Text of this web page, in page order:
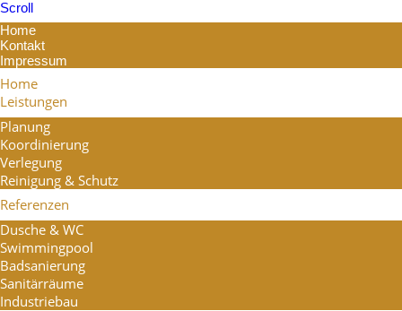
Scroll
Home
Kontakt
Impressum
Home
Leistungen
Planung
Koordinierung
Verlegung
Reinigung & Schutz
Referenzen
Dusche & WC
Swimmingpool
Badsanierung
Sanitärräume
Industriebau